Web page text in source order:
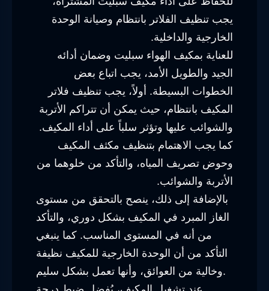
يجب تنظيف الفلاتر بانتظام وصيانة الوحدة
الخارجية والداخلية.
للعناية بمكيف الهواء سبليت وضمان أدائه
الجيد والطويل الأمد، يجب اتباع بعض
الخطوات البسيطة. أولاً، يجب تنظيف فلاتر
المكيف بانتظام، حيث يمكن أن تتراكم الأتربة
والشوائب عليها وتؤثر سلباً على أداء المكيف.
كما يجب الاهتمام بتنظيف مكثف المكيف
وحوض تصريف المياه، والتأكد من خلوهما من
الأتربة والشوائب.
بالإضافة إلى ذلك، ينصح بالتحقق من مستوى
الغاز المبرد في المكيف بشكل دوري، والتأكد
من أنه في المستوى المناسب. كما ينبغي
التأكد من أن الوحدة الخارجية للمكيف نظيفة
وخالية من العوائق، وأنها تعمل بشكل سليم.